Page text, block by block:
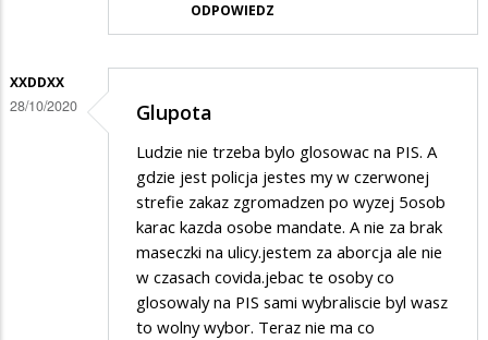
ODPOWIEDZ
XXDDXX
28/10/2020 Glupota
Ludzie nie trzeba bylo glosowac na PIS. A
gdzie jest policja jestes my w czerwonej
strefie zakaz zgromadzen po wyzej 5osob
karac kazda osobe mandate. A nie za brak
maseczki na ulicy.jestem za aborcja ale nie
w czasach covida.jebac te osoby co
glosowaly na PIS sami wybraliscie byl wasz
to wolny wybor. Teraz nie ma co